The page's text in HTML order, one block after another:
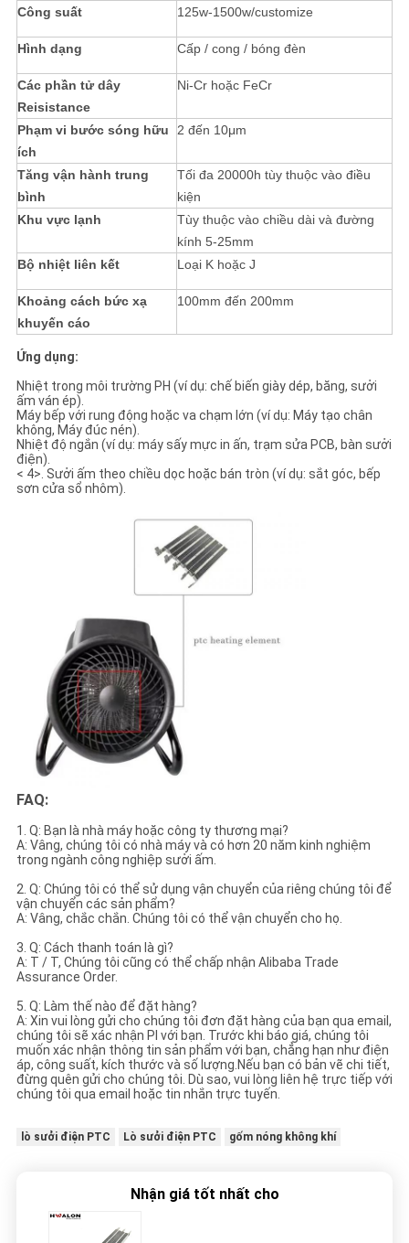
Công suất 125w-1500w/customize
Hình dạng Cấp / cong / bóng đèn
Các phần tử dây
Reisistance
Ni-Cr hoặc FeCr
Phạm vi bước sóng hữu
ích
2 đến 10μm
Tăng vận hành trung
bình
Tối đa 20000h tùy thuộc vào điều
kiện
Khu vực lạnh
Tùy thuộc vào chiều dài và đường
kính 5-25mm
Bộ nhiệt liên kết
Loại K hoặc J
Khoảng cách bức xạ
khuyến cáo
100mm đến 200mm
Ứng dụng:
Nhiệt trong môi trường PH (ví dụ: chế biến giày dép, băng, sưởi
ấm ván ép).
Máy bếp với rung động hoặc va chạm lớn (ví dụ: Máy tạo chân
không, Máy đúc nén).
Nhiệt độ ngắn (ví dụ: máy sấy mực in ấn, trạm sửa PCB, bàn sưởi
điện).
< 4>. Sưởi ấm theo chiều dọc hoặc bán tròn (ví dụ: sắt góc, bếp
sơn cửa sổ nhôm).
FAQ:
1. Q: Bạn là nhà máy hoặc công ty thương mại?
A: Vâng, chúng tôi có nhà máy và có hơn 20 năm kinh nghiệm
trong ngành công nghiệp sưởi ấm.
2. Q: Chúng tôi có thể sử dụng vận chuyển của riêng chúng tôi để
vận chuyển các sản phẩm?
A: Vâng, chắc chắn. Chúng tôi có thể vận chuyển cho họ.
3. Q: Cách thanh toán là gì?
A: T / T, Chúng tôi cũng có thể chấp nhận Alibaba Trade
Assurance Order.
5. Q: Làm thế nào để đặt hàng?
A: Xin vui lòng gửi cho chúng tôi đơn đặt hàng của bạn qua email,
chúng tôi sẽ xác nhận PI với bạn. Trước khi báo giá, chúng tôi
muốn xác nhận thông tin sản phẩm với bạn, chẳng hạn như điện
áp, công suất, kích thước và số lượng.Nếu bạn có bản vẽ chi tiết,
đừng quên gửi cho chúng tôi. Dù sao, vui lòng liên hệ trực tiếp với
chúng tôi qua email hoặc tin nhắn trực tuyến.
lò sưởi điện PTC Lò sưởi điện PTC gốm nóng không khí
Nhận giá tốt nhất cho